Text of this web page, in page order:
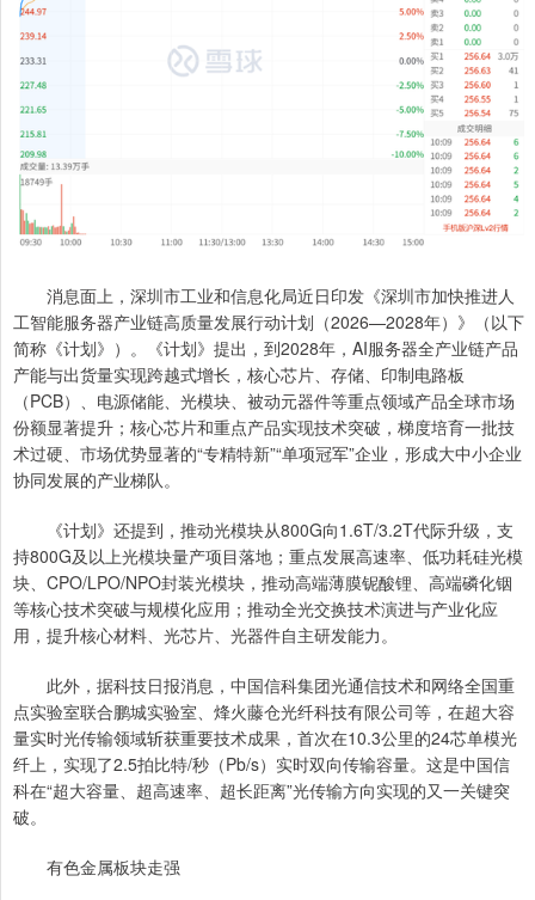
消息面上，深圳市工业和信息化局近日印发《深圳市加快推进人
工智能服务器产业链高质量发展行动计划（2026—2028年）》（以下
简称《计划》）。《计划》提出，到2028年，AI服务器全产业链产品
产能与出货量实现跨越式增长，核心芯片、存储、印制电路板
（PCB）、电源储能、光模块、被动元器件等重点领域产品全球市场
份额显著提升；核心芯片和重点产品实现技术突破，梯度培育一批技
术过硬、市场优势显著的“专精特新”“单项冠军”企业，形成大中小企业
协同发展的产业梯队。
《计划》还提到，推动光模块从800G向1.6T/3.2T代际升级，支
持800G及以上光模块量产项目落地；重点发展高速率、低功耗硅光模
块、CPO/LPO/NPO封装光模块，推动高端薄膜铌酸锂、高端磷化铟
等核心技术突破与规模化应用；推动全光交换技术演进与产业化应
用，提升核心材料、光芯片、光器件自主研发能力。
此外，据科技日报消息，中国信科集团光通信技术和网络全国重
点实验室联合鹏城实验室、烽火藤仓光纤科技有限公司等，在超大容
量实时光传输领域斩获重要技术成果，首次在10.3公里的24芯单模光
纤上，实现了2.5拍比特/秒（Pb/s）实时双向传输容量。这是中国信
科在“超大容量、超高速率、超长距离”光传输方向实现的又一关键突
破。
有色金属板块走强